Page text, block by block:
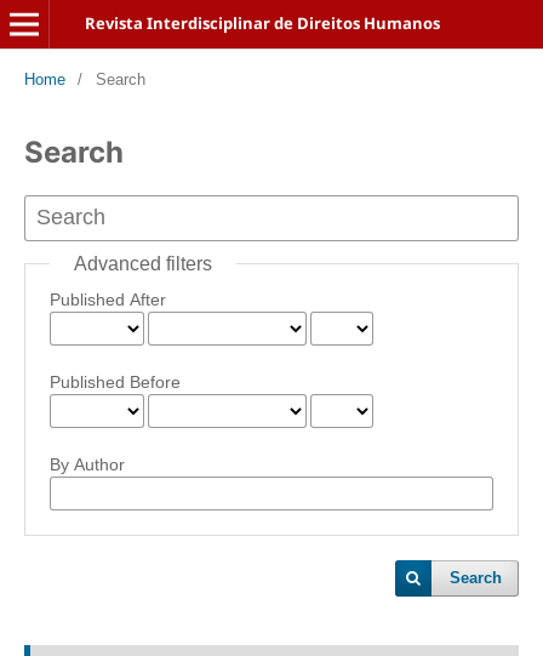
Revista Interdisciplinar de Direitos Humanos
Home / Search
Search
Advanced filters
Published After
Published Before
By Author
Search